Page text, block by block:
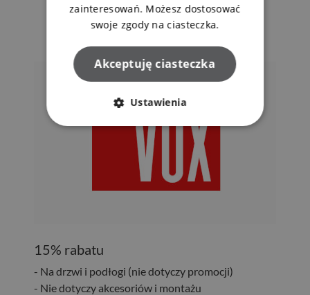
15% rabatu
- Na drzwi i podłogi (nie dotyczy promocji)
- Nie dotyczy akcesoriów i montażu
zainteresowań. Możesz dostosować
swoje zgody na ciasteczka.
Akceptuję ciasteczka
Ustawienia